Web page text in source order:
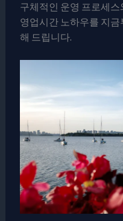
구체적인 운영 프로세
영업시간 노하우를 지
해 드립니다.